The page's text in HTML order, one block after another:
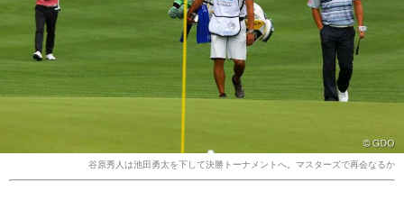
谷原秀人は池田勇太を下して決勝トーナメントへ。マスターズで再会なるか